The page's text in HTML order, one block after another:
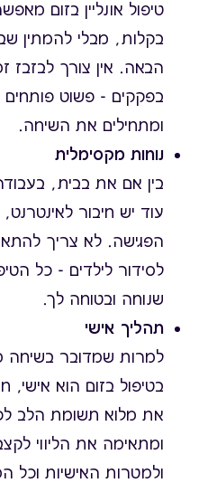
טיפול אונליין בזום
בקלות, מבלי להמתין
הבאה. אין צורך לבזבז
בפקקים - פשוט פותחים
ומתחילים את השיחה.
נוחות מקסימלית
בין אם את בבית,
עוד יש חיבור
הפגישה. לא צריך
לסידור לילדים - כל
שנוחה ובטוחה לך.
תהליך אישי
למרות שמדובר בשיחה
בטיפול בזום הוא אישי,
את מלוא תשומת הלב
ומתאימה את הליווי
ולמטרות האישיות וכל